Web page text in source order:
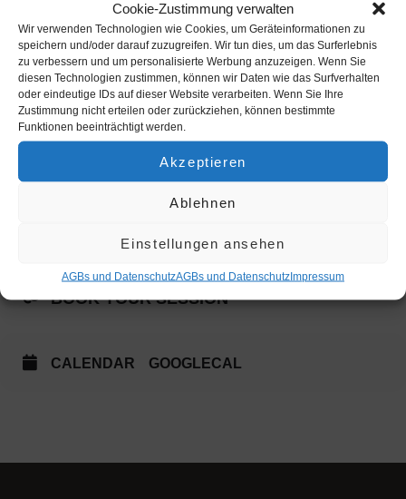
Cookie-Zustimmung verwalten
Wir verwenden Technologien wie Cookies, um Geräteinformationen zu
speichern und/oder darauf zuzugreifen. Wir tun dies, um das Surferlebnis
zu verbessern und um personalisierte Werbung anzuzeigen. Wenn Sie
diesen Technologien zustimmen, können wir Daten wie das Surfverhalten
oder eindeutige IDs auf dieser Website verarbeiten. Wenn Sie Ihre
Zustimmung nicht erteilen oder zurückziehen, können bestimmte
Funktionen beeinträchtigt werden.
Akzeptieren
Ablehnen
Einstellungen ansehen
AGBs und DatenschutzAGBs und DatenschutzImpres­sum
custom_bg='#fabd43' custom_font='#000000' admin_preview_bg='']
[av_button label='Delight Alliance'
link='manually,https://www.delight-alliance.com' link_target='_blank'
size='medium' position='left' icon_select='yes' icon='ue86c'
font='entypo-fontello' color='custom' custom_bg='#12a89d'
custom_font='#ffffff' admin_preview_bg='']
Uhrzeit
29. Juli 201716:00-23:50 (GMT+00:00)
Weitere Events
BOOK YOUR SESSION
CALENDAR GOOGLECAL